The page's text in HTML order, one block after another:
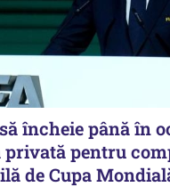
încheie până în
pentru
de Cupa